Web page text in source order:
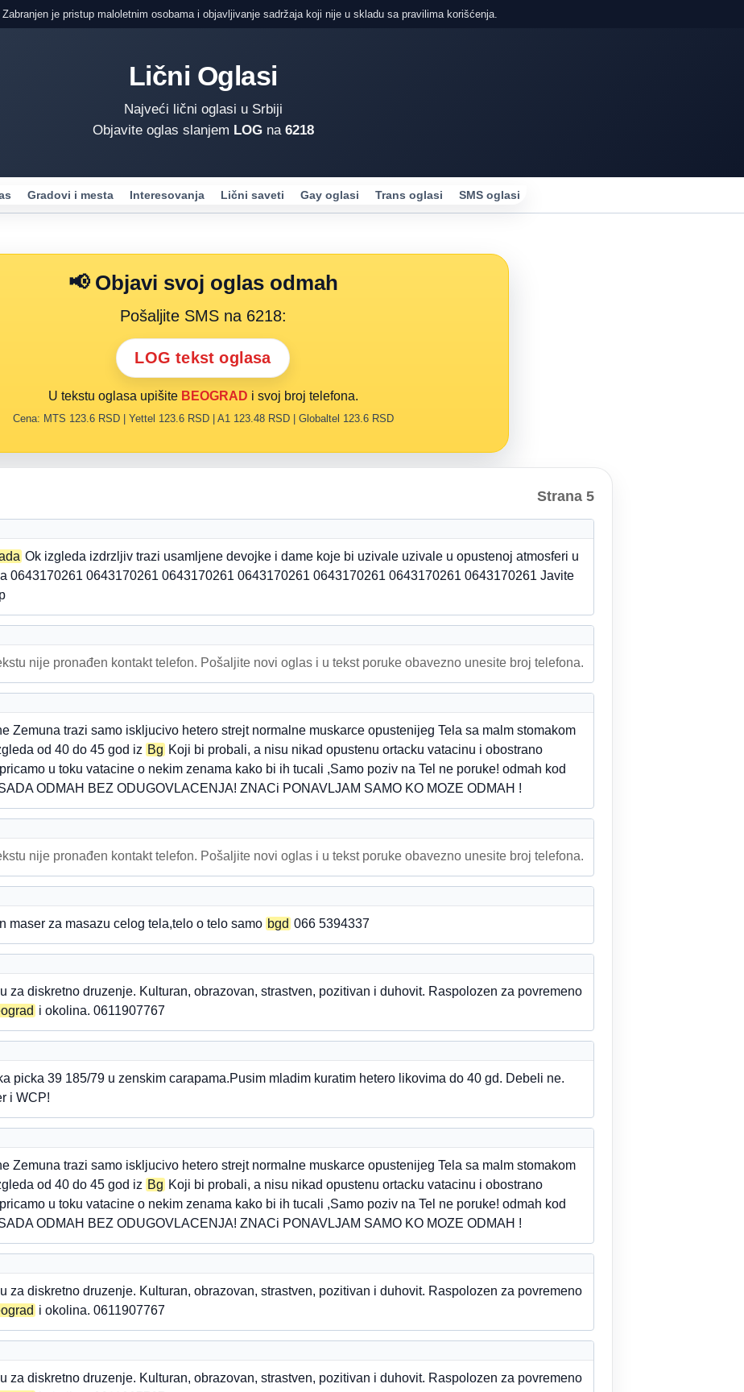
je pristup maloletnim osobama i objavljivanje sadržaja koji nije u skladu sa pravilima korišćenja.
Lični Oglasi
Najveći lični oglasi u Srbiji
Objavite oglas slanjem LOGna 6218
Gradovi i mesta Interesovanja Lični saveti Gay oglasi Trans oglasi SMS oglasi
📢 Objavi svoj oglas odmah
Pošaljite SMS na 6218:
LOG tekst oglasa
U tekstu oglasa upišite BEOGRAD i svoj broj telefona.
Cena: MTS 123.6 RSD | Yettel 123.6 RSD | A1 123.48 RSD | Globaltel 123.6 RSD
Strana 5
Ok izgleda izdrzljiv trazi usamljene devojke i dame koje bi uzivale uzivale u opustenoj atmosferi u
0643170261 0643170261 0643170261 0643170261 0643170261 0643170261 0643170261 Javite
nije pronađen kontakt telefon. Pošaljite novi oglas i u tekst poruke obavezno unesite broj telefona.
Zemuna trazi samo iskljucivo hetero strejt normalne muskarce opustenijeg Tela sa malm stomakom
od 40 do 45 god iz Bg Koji bi probali, a nisu nikad opustenu ortacku vatacinu i obostrano
u toku vatacine o nekim zenama kako bi ih tucali ,Samo poziv na Tel ne poruke! odmah kod
ODMAH BEZ ODUGOVLACENJA! ZNACi PONAVLJAM SAMO KO MOZE ODMAH !
nije pronađen kontakt telefon. Pošaljite novi oglas i u tekst poruke obavezno unesite broj telefona.
maser za masazu celog tela,telo o telo samo bgd 066 5394337
za diskretno druzenje. Kulturan, obrazovan, strastven, pozitivan i duhovit. Raspolozen za povremeno
i okolina. 0611907767
picka 39 185/79 u zenskim carapama.Pusim mladim kuratim hetero likovima do 40 gd. Debeli ne.
i WCP!
Zemuna trazi samo iskljucivo hetero strejt normalne muskarce opustenijeg Tela sa malm stomakom
od 40 do 45 god iz Bg Koji bi probali, a nisu nikad opustenu ortacku vatacinu i obostrano
u toku vatacine o nekim zenama kako bi ih tucali ,Samo poziv na Tel ne poruke! odmah kod
ODMAH BEZ ODUGOVLACENJA! ZNACi PONAVLJAM SAMO KO MOZE ODMAH !
za diskretno druzenje. Kulturan, obrazovan, strastven, pozitivan i duhovit. Raspolozen za povremeno
i okolina. 0611907767
za diskretno druzenje. Kulturan, obrazovan, strastven, pozitivan i duhovit. Raspolozen za povremeno